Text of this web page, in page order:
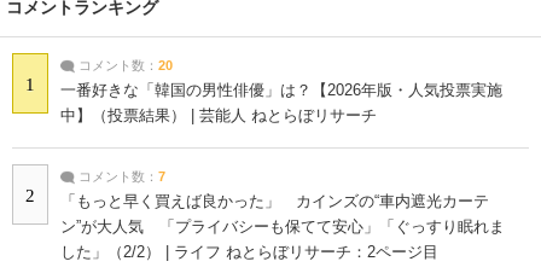
コメントランキング
1
コメント数： 20
一番好きな「韓国の男性俳優」は？【2026年版・人気投票実施
中】（投票結果） | 芸能人 ねとらぼリサーチ
2
コメント数： 7
「もっと早く買えば良かった」 カインズの“車内遮光カーテ
ン”が大人気 「プライバシーも保てて安心」「ぐっすり眠れま
した」（2/2） | ライフ ねとらぼリサーチ：2ページ目